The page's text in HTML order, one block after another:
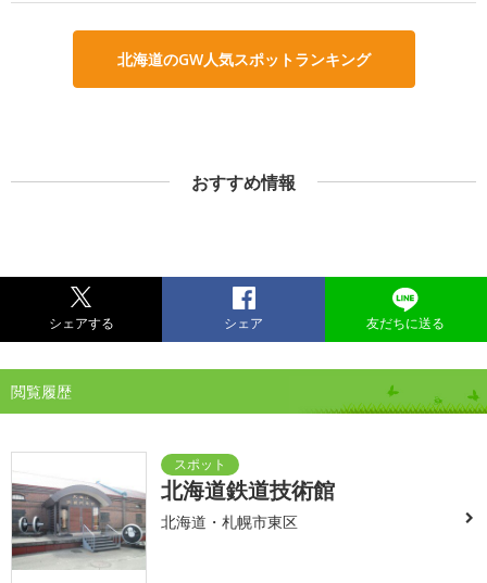
北海道のGW人気スポットランキング
おすすめ情報
シェアする シェア 友だちに送る
閲覧履歴
北海道鉄道技術館
北海道・札幌市東区